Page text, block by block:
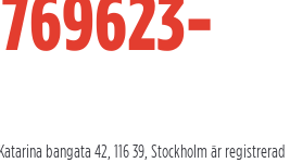
bangata 42, 116 39, Stockholm är registrerad